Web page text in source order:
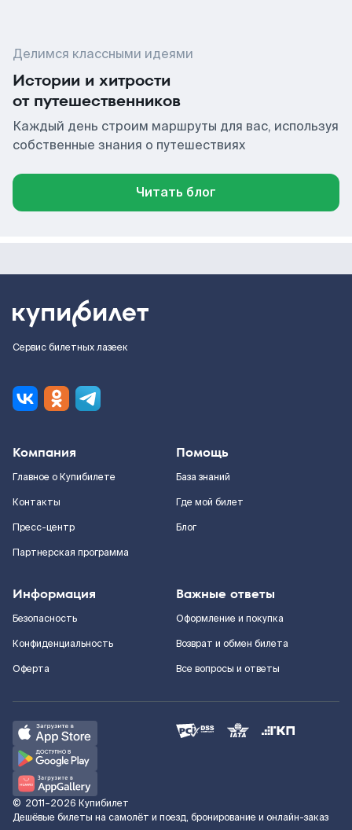
Делимся классными идеями
Истории и хитрости
от путешественников
Каждый день строим маршруты для вас, используя
собственные знания о путешествиях
Читать блог
Сервис билетных лазеек
Компания
Главное о Купибилете
Контакты
Пресс-центр
Партнерская программа
Помощь
База знаний
Где мой билет
Блог
Информация
Безопасность
Конфиденциальность
Оферта
Важные ответы
Оформление и покупка
Возврат и обмен билета
Все вопросы и ответы
© 2011–2026 Купибилет
Дешёвые билеты на самолёт и поезд, бронирование и онлайн-заказ